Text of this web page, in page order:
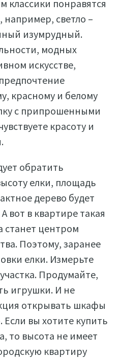
классики понравятся
светло –
изумрудный.
модных
искусстве,
красному и белому
с припрошенными
красоту и
обратить
елки, площадь
дерево будет
вот в квартире такая
станет центром
Поэтому, заранее
елки. Измерьте
Продумайте,
игрушки. И не
открывать шкафы
Если вы хотите купить
то высота не имеет
квартиру